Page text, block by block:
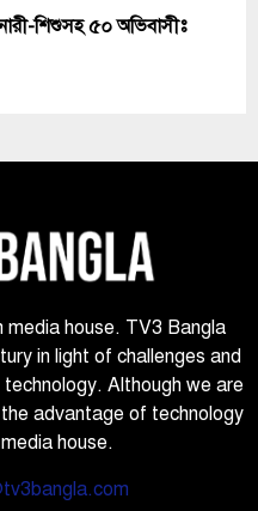
শিশুসহ ৫০ অভিবাসীঃ
house. TV3 Bangla
in light of challenges and
Although we are
advantage of technology
house.